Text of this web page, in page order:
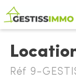
Réf 9-